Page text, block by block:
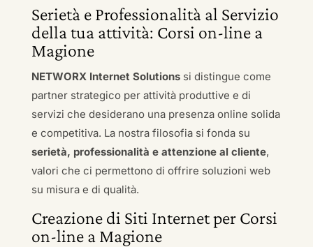
Serietà e Professionalità al Servizio
della tua attività: Corsi on-line a
Magione
NETWORX Internet Solutionssi distingue come
partner strategico per attività produttive e di
servizi che desiderano una presenza online solida
e competitiva. La nostra filosofia si fonda su
serietà, professionalità e attenzione al cliente,
valori che ci permettono di offrire soluzioni web
su misura e di qualità.
Creazione di Siti Internet per Corsi
on-line a Magione